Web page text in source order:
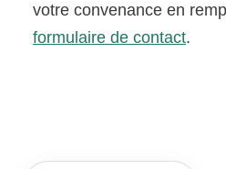
votre convenance en
formulaire de contact.